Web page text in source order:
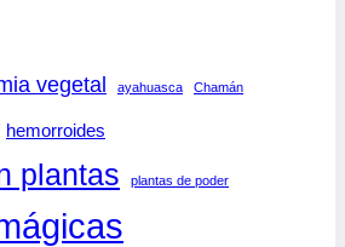
vegetal ayahuasca Chamán
hemorroides
plantas plantas de poder